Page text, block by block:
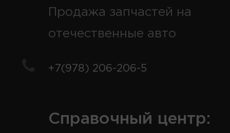
Продажа запчастей на
отечественные авто
+7(978) 206-206-5
Справочный центр: